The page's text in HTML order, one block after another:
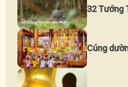
32 Tướng
Cúng